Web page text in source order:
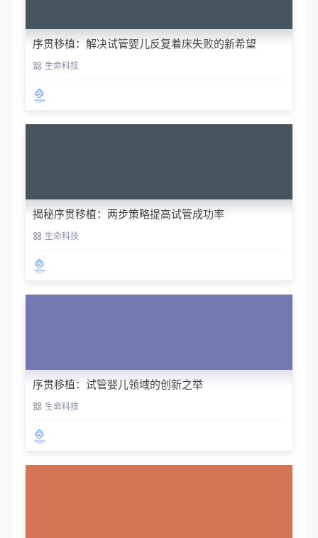
序贯移植：解决试管婴儿反复着床失败的新希望
生命科技
揭秘序贯移植：两步策略提高试管成功率
生命科技
序贯移植：试管婴儿领域的创新之举
生命科技